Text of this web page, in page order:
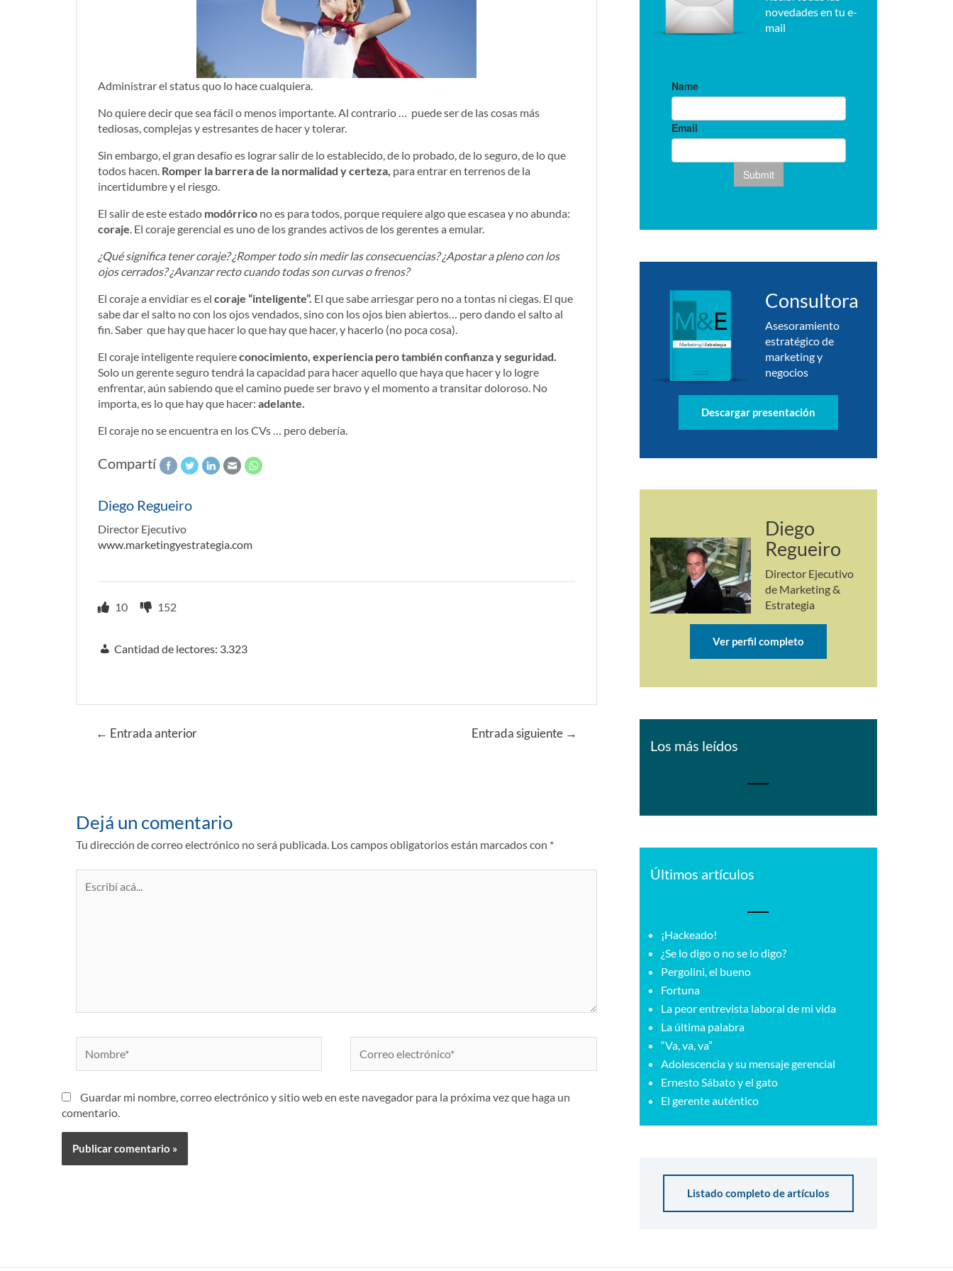
Administrar el status quo lo hace cualquiera.
No quiere decir que sea fácil o menos importante. Al contrario … puede ser de las cosas más
tediosas, complejas y estresantes de hacer y tolerar.
Sin embargo, el gran desafío es lograr salir de lo establecido, de lo probado, de lo seguro, de lo que
todos hacen. Romper la barrera de la normalidad y certeza, para entrar en terrenos de la
incertidumbre y el riesgo.
El salir de este estado modórrico no es para todos, porque requiere algo que escasea y no abunda:
coraje. El coraje gerencial es uno de los grandes activos de los gerentes a emular.
¿Qué significa tener coraje? ¿Romper todo sin medir las consecuencias? ¿Apostar a pleno con los
ojos cerrados? ¿Avanzar recto cuando todas son curvas o frenos?
El coraje a envidiar es el coraje “inteligente”. El que sabe arriesgar pero no a tontas ni ciegas. El que
sabe dar el salto no con los ojos vendados, sino con los ojos bien abiertos… pero dando el salto al
fin. Saber que hay que hacer lo que hay que hacer, y hacerlo (no poca cosa).
El coraje inteligente requiereconocimiento, experiencia pero también confianza y seguridad.
Solo un gerente seguro tendrá la capacidad para hacer aquello que haya que hacer y lo logre
enfrentar, aún sabiendo que el camino puede ser bravo y el momento a transitar doloroso. No
importa, es lo que hay que hacer: adelante.
El coraje no se encuentra en los CVs … pero debería.
Compartí
Diego Regueiro
Director Ejecutivo
www.marketingyestrategia.com
10 152
Cantidad de lectores: 3.323
Navegación
← Entrada anterior Entrada siguiente →
Dejá un comentario
Tu dirección de correo electrónico no será publicada. Los campos obligatorios están marcados con *
acá...
electrónico*
Guardar mi nombre, correo electrónico y sitio web en este navegador para la próxima vez que haga un
comentario.
novedades en tu e-
mail
Consultora
Asesoramiento
estratégico de
marketing y
negocios
Descargar presentación
Diego
Regueiro
Director Ejecutivo
de Marketing &
Estrategia
Ver perfil completo
Los más leídos
Últimos artículos
¡Hackeado!
¿Se lo digo o no se lo digo?
Pergolini, el bueno
Fortuna
La peor entrevista laboral de mi vida
La última palabra
“Va, va, va”
Adolescencia y su mensaje gerencial
Ernesto Sábato y el gato
El gerente auténtico
Listado completo de artículos